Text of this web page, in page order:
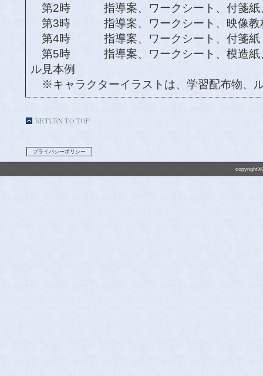
第2時 指導案、ワークシート、付箋紙
第3時 指導案、ワークシート、映像教
第4時 指導案、ワークシート、付箋紙
第5時 指導案、ワークシート、模造紙、
ル見本例
※キャラクターイラストは、学習配布物、
プライバシーポリシー